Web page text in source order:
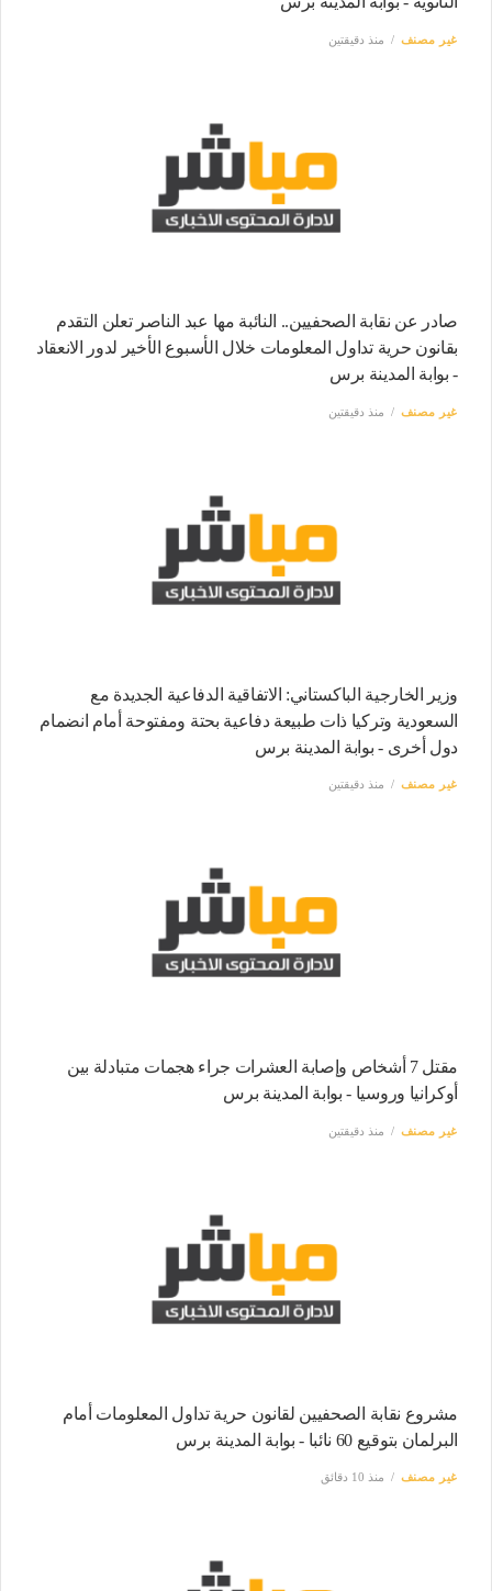
غير مصنف منذ دقيقتين
صادر عن نقابة الصحفيين.. النائبة مها عبد الناصر تعلن التقدم
بقانون حرية تداول المعلومات خلال الأسبوع الأخير لدور الانعقاد
- بوابة المدينة برس
غير مصنف منذ دقيقتين
وزير الخارجية الباكستاني: الاتفاقية الدفاعية الجديدة مع
السعودية وتركيا ذات طبيعة دفاعية بحتة ومفتوحة أمام انضمام
دول أخرى - بوابة المدينة برس
غير مصنف منذ دقيقتين
مقتل 7 أشخاص وإصابة العشرات جراء هجمات متبادلة بين
أوكرانيا وروسيا - بوابة المدينة برس
غير مصنف منذ دقيقتين
مشروع نقابة الصحفيين لقانون حرية تداول المعلومات أمام
البرلمان بتوقيع 60 نائبا - بوابة المدينة برس
غير مصنف منذ 10 دقائق